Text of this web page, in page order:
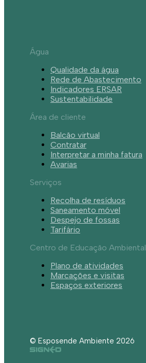
Água
Qualidade da água
Rede de Abastecimento
Indicadores ERSAR
Sustentabilidade
Área de cliente
Balcão virtual
Contratar
Interpretar a minha fatura
Avarias
Serviços
Recolha de resíduos
Saneamento móvel
Despejo de fossas
Tarifário
Centro de Educação Ambiental
Plano de atividades
Marcações e visitas
Espaços exteriores
© Esposende Ambiente 2026